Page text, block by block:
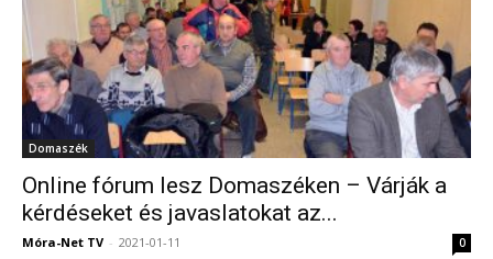
Domaszék
Online fórum lesz Domaszéken – Várják a
kérdéseket és javaslatokat az...
Móra-Net TV - 2021-01-11 0